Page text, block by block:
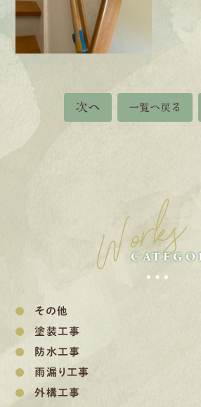
次へ 一覧へ戻る
Works
その他
塗装工事
防水工事
雨漏り工事
外構工事